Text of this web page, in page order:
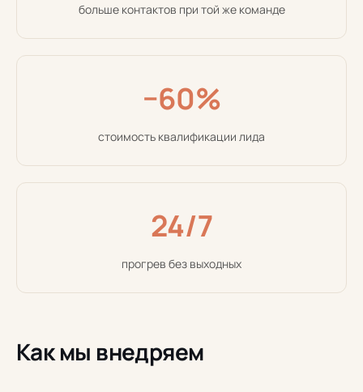
больше контактов при той же команде
−60%
стоимость квалификации лида
24/7
прогрев без выходных
Как мы внедряем